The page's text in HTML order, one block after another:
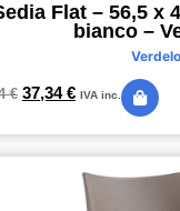
Flat – 56,5 x
bianco –
€ 37,34€ IVA inc.